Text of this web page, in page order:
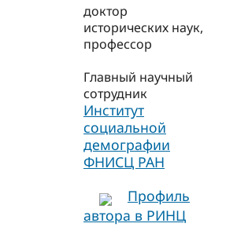
доктор
исторических наук,
профессор
Главный научный
сотрудник
Институт
социальной
демографии
ФНИСЦ РАН
Профиль
автора в РИНЦ